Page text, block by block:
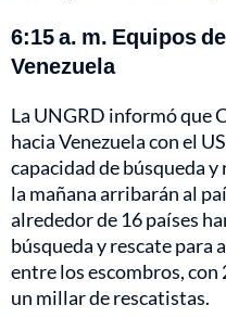
6:15 a. m. Equipos
Venezuela
La UNGRD informó que
hacia Venezuela con el
capacidad de búsqueda y
la mañana arribarán al
alrededor de 16 países
búsqueda y rescate para
entre los escombros, con
un millar de rescatistas.